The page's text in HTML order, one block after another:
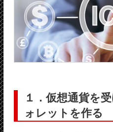
１．仮想通貨を
ォレットを作る